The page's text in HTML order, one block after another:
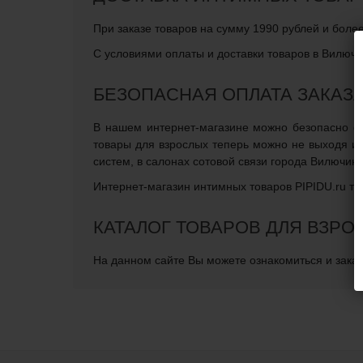
При заказе товаров на сумму 1990 рублей и
С условиями оплаты и доставки товаров в
БЕЗОПАСНАЯ ОПЛАТА ЗАКАЗА
В нашем интернет-магазине можно безопасно
товары для взрослых теперь можно не выходя
систем, в салонах сотовой связи города
Интернет-магазин интимных товаров PIPIDU.ru
КАТАЛОГ ТОВАРОВ ДЛЯ
На данном сайте Вы можете ознакомиться и